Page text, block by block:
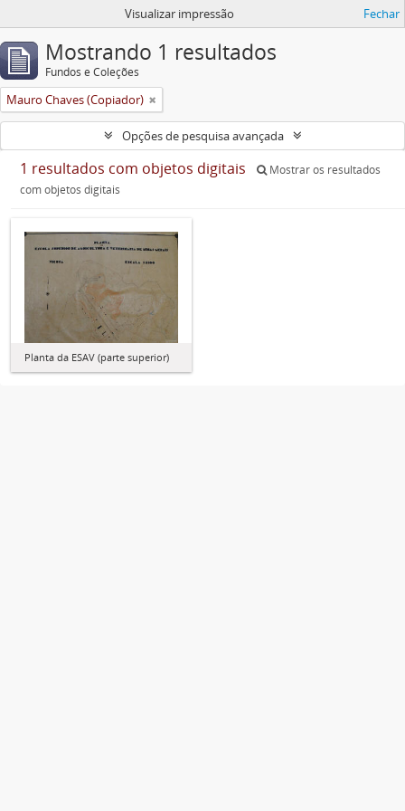
Visualizar impressão Fechar
Mostrando 1 resultados
Fundos e Coleções
Mauro Chaves (Copiador)
Opções de pesquisa avançada
1 resultados com objetos digitais
Mostrar os resultados
com objetos digitais
Planta da ESAV (parte superior)